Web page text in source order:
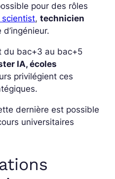
pour des rôles
, technicien
du bac+3 au bac+5
IA, écoles
privilégient ces
dernière est possible
universitaires